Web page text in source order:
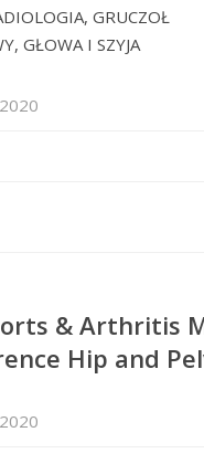
GRUCZOŁ
GŁOWA I SZYJA
& Arthritis
Hip and